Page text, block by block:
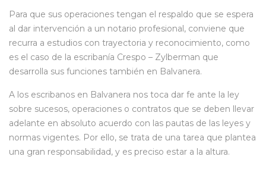
Para que sus operaciones tengan el respaldo que se espera
al dar intervención a un notario profesional, conviene que
recurra a estudios con trayectoria y reconocimiento, como
es el caso de la escribanía Crespo – Zylberman que
desarrolla sus funciones también en Balvanera.
A los escribanos en Balvanera nos toca dar fe ante la ley
sobre sucesos, operaciones o contratos que se deben llevar
adelante en absoluto acuerdo con las pautas de las leyes y
normas vigentes. Por ello, se trata de una tarea que plantea
una gran responsabilidad, y es preciso estar a la altura.